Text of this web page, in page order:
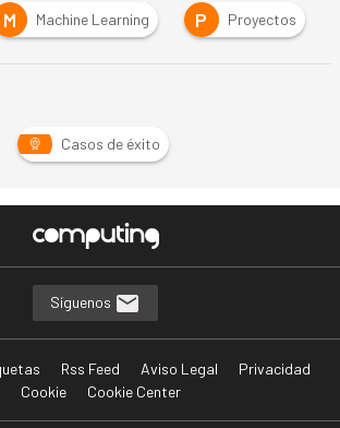
M Machine Learning P Proyectos
Casos de éxito
Síguenos
Rss Feed Aviso Legal
Privacidad
Cookie
Cookie Center